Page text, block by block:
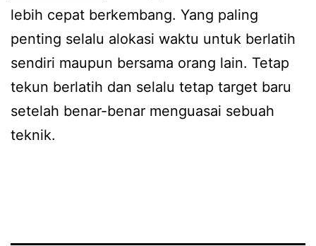
lebih cepat berkembang. Yang paling
penting selalu alokasi waktu untuk berlatih
sendiri maupun bersama orang lain. Tetap
tekun berlatih dan selalu tetap target baru
setelah benar-benar menguasai sebuah
teknik.